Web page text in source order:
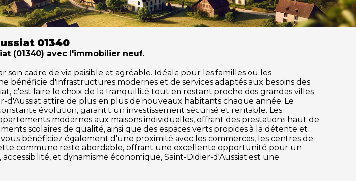
01340
(01340) avec l'immobilier neuf.
cadre de vie paisible et agréable. Idéale pour les familles ou les
bénéficie d'infrastructures modernes et de services adaptés aux besoins des
c'est faire le choix de la tranquillité tout en restant proche des grandes villes
d'Aussiat attire de plus en plus de nouveaux habitants chaque année. Le
évolution, garantit un investissement sécurisé et rentable. Les
modernes aux maisons individuelles, offrant des prestations haut de
scolaires de qualité, ainsi que des espaces verts propices à la détente et
bénéficiez également d'une proximité avec les commerces, les centres de
commune reste abordable, offrant une excellente opportunité pour un
et dynamisme économique, Saint-Didier-d'Aussiat est une